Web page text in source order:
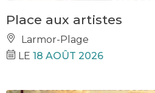
Place aux artistes
Larmor-Plage
LE 18 AOÛT 2026